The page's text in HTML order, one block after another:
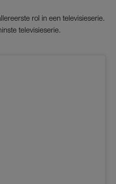
rol in een televisieserie.
televisieserie.